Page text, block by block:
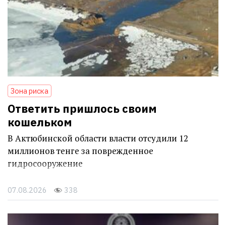
Зона риска
Ответить пришлось своим
кошельком
В Актюбинской области власти отсудили 12
миллионов тенге за поврежденное
гидросооружение
07.08.2026 338